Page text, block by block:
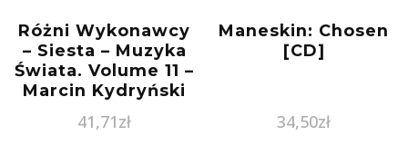
Różni Wykonawcy
– Siesta – Muzyka
Świata. Volume 11 –
Marcin Kydryński
Prezentuje (CD)
41,71zł
Maneskin: Chosen
[CD]
34,50zł